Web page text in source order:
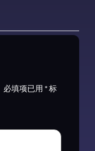
必填项已用 *标